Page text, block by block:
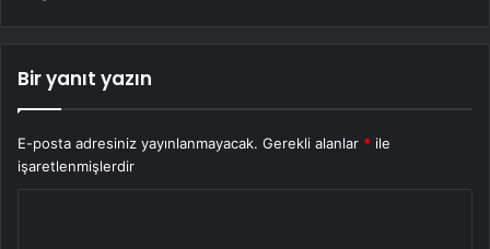
Bir yanıt yazın
E-posta adresiniz yayınlanmayacak. Gerekli alanlar * ile
işaretlenmişlerdir